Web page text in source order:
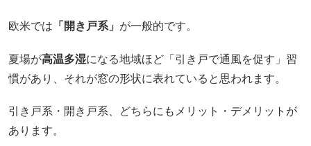
欧米では 「開き戸系」 が一般的です。
夏場が高温多湿になる地域ほど「引き戸で通風を促す」習
慣があり、それが窓の形状に表れていると思われます。
引き戸系・開き戸系、どちらにもメリット・デメリットが
あります。